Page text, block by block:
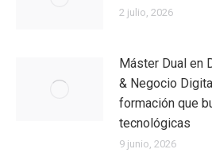
2 julio, 2026
Máster Dual en
& Negocio
formación que
tecnológicas
9 junio, 2026